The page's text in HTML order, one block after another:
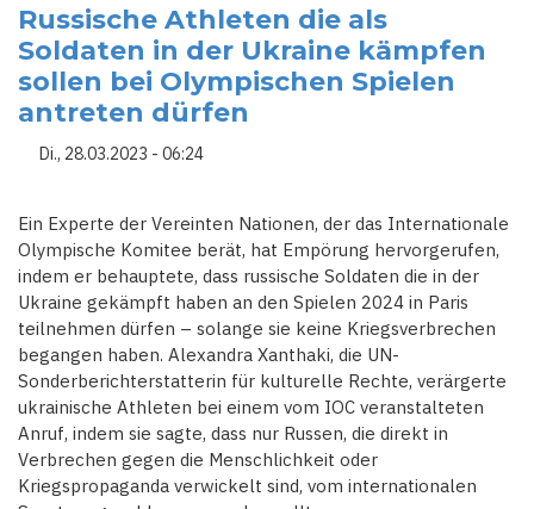
RUSSISCHER
UND
BELARUSSISCHER
SPORTLER
ZU
INTERNATIONALEN
WETTBEWERBEN
Russische Athleten die als
Soldaten in der Ukraine kämpfen
sollen bei Olympischen Spielen
antreten dürfen
Di., 28.03.2023 - 06:24
Ein Experte der Vereinten Nationen, der das Internationale
Olympische Komitee berät, hat Empörung hervorgerufen,
indem er behauptete, dass russische Soldaten die in der
Ukraine gekämpft haben an den Spielen 2024 in Paris
teilnehmen dürfen – solange sie keine Kriegsverbrechen
begangen haben. Alexandra Xanthaki, die UN-
Sonderberichterstatterin für kulturelle Rechte, verärgerte
ukrainische Athleten bei einem vom IOC veranstalteten
Anruf, indem sie sagte, dass nur Russen, die direkt in
Verbrechen gegen die Menschlichkeit oder
Kriegspropaganda verwickelt sind, vom internationalen